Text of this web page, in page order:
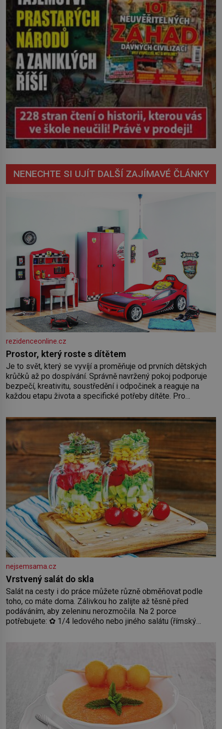
NENECHTE SI UJÍT DALŠÍ ZAJÍMAVÉ ČLÁNKY
rezidenceonline.cz
Prostor, který roste s dítětem
Je to svět, který se vyvíjí a proměňuje od prvních dětských
krůčků až po dospívání. Správně navržený pokoj podporuje
bezpečí, kreativitu, soustředění i odpočinek a reaguje na
každou etapu života a specifické potřeby dítěte. Pro
by pokoj miminka měl působit především klidně a útulně.
Předškolní věk je
nejsemsama.cz
Vrstvený salát do skla
Salát na cesty i do práce můžete různě obměňovat podle
toho, co máte doma. Zálivkou ho zalijte až těsně před
podáváním, aby zeleninu nerozmočila. Na 2 porce
potřebujete: ✿ 1/4 ledového nebo jiného salátu (římský
2 rajčata Zálivka: ✿ 4 lžíce olivového oleje ✿ 1 lžíci citronové